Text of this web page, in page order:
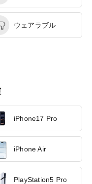
ウェアラブル
iPhone17 Pro
iPhone Air
PlayStation5 Pro